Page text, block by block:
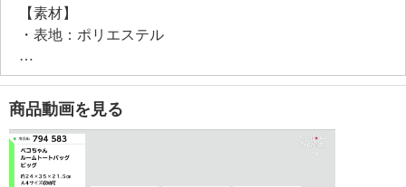
【素材】
・表地：ポリエステル
・裏地：ポリエステル
【サイズ】
・約縦２４ｃｍ×最大横３５ｃｍ×マチ２１．５ｃｍ
・ハンドル立ち上がり：約７．５ｃｍ
・Ａ４サイズ収納可
【重さ】
商品動画を見る